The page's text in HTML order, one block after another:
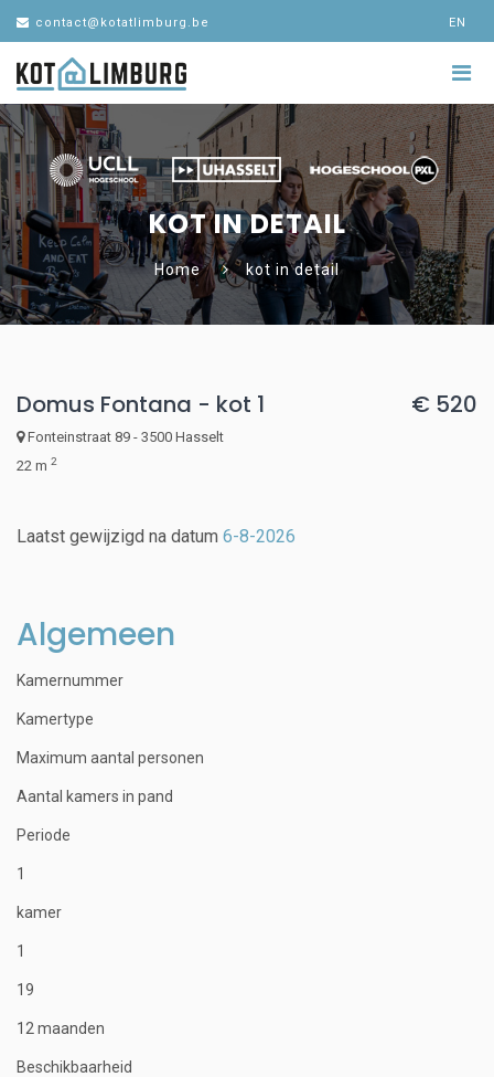
contact@kotatlimburg.be EN
KOT IN DETAIL
Home kot in detail
Domus Fontana - kot 1
Fonteinstraat 89 - 3500 Hasselt
22 m 2
€ 520
Laatst gewijzigd na datum 6-8-2026
Algemeen
Kamernummer
Kamertype
Maximum aantal personen
Aantal kamers in pand
Periode
1
kamer
1
19
12 maanden
Beschikbaarheid